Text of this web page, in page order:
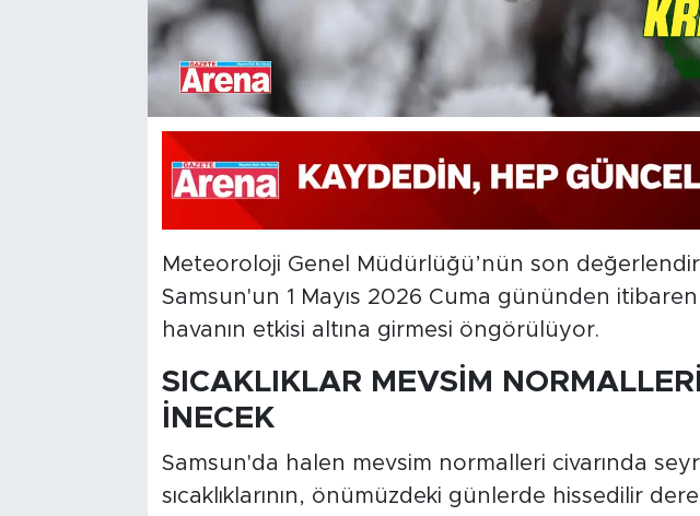
Meteoroloji Genel Müdürlüğü’nün son
Samsun'un 1 Mayıs 2026 Cuma gününden itibaren
havanın etkisi altına girmesi öngörülüyor.
SICAKLIKLAR MEVSİM
İNECEK
Samsun'da halen mevsim normalleri civarında
sıcaklıklarının, önümüzdeki günlerde hissedilir